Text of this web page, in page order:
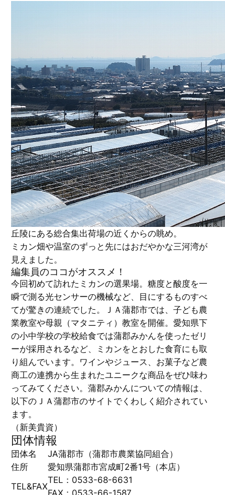
丘陵にある総合集出荷場の近くからの眺め。
ミカン畑や温室のずっと先にはおだやかな三河湾が
見えました。
編集員のココがオススメ！
今回初めて訪れたミカンの選果場。糖度と酸度を一
瞬で測る光センサーの機械など、目にするものすべ
てが驚きの連続でした。ＪＡ蒲郡市では、子ども農
業教室や母親（マタニティ）教室を開催。愛知県下
の小中学校の学校給食では蒲郡みかんを使ったゼリ
ーが採用されるなど、ミカンをとおした食育にも取
り組んでいます。ワインやジュース、お菓子など農
商工の連携から生まれたユニークな商品をぜひ味わ
ってみてください。蒲郡みかんについての情報は、
以下のＪＡ蒲郡市のサイトでくわしく紹介されてい
ます。
（新美貴資）
団体情報
団体名
JA蒲郡市（蒲郡市農業協同組合）
住所
愛知県蒲郡市宮成町2番1号（本店）
TEL&FAX
TEL：0533-68-6631
FAX：0533-66-1587